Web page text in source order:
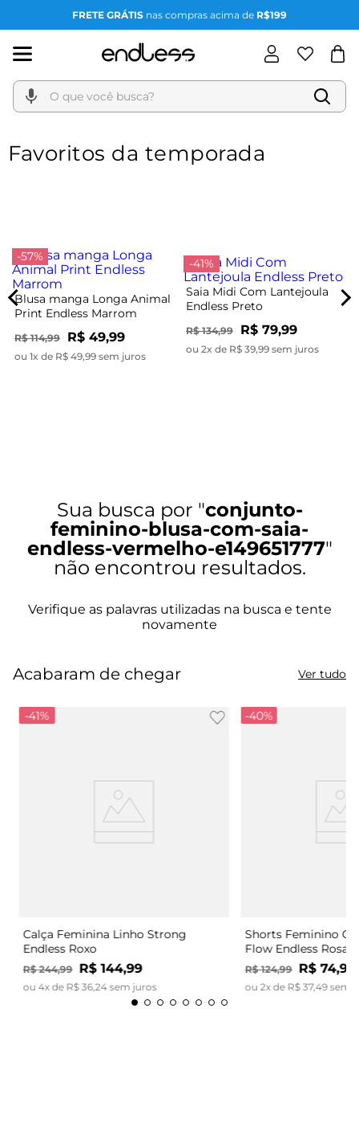
FRETE GRÁTIS nas compras acima de R$199
O que você busca?
Favoritos da temporada
-57%
Blusa manga Longa Animal
Print Endless Marrom
R$ 114,99 R$ 49,99
ou 1x de R$ 49,99 sem juros
-41%
Saia Midi Com Lantejoula
Endless Preto
R$ 134,99 R$ 79,99
ou 2x de R$ 39,99 sem juros
conjunto-
feminino-blusa-com-saia-
endless-vermelho-e149651777
Acabaram de chegar Ver tudo
-41%
Calça Feminina Linho Strong
Endless Roxo
R$ 244,99 R$ 144,99
ou 4x de R$ 36,24sem juros
-40%
Shorts Feminino
Flow Endless Rosa
R$ 124,99 R$ 74,99
ou 2x de R$ 37,49sem